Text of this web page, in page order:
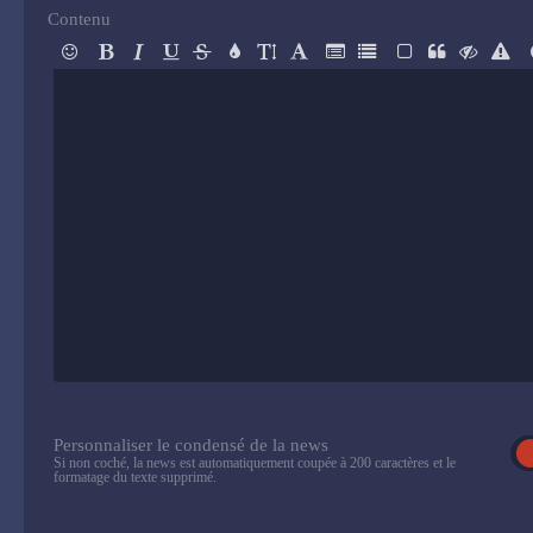
Contenu
Personnaliser le condensé de la news
Si non coché, la news est automatiquement coupée à 200 caractères et le
formatage du texte supprimé.